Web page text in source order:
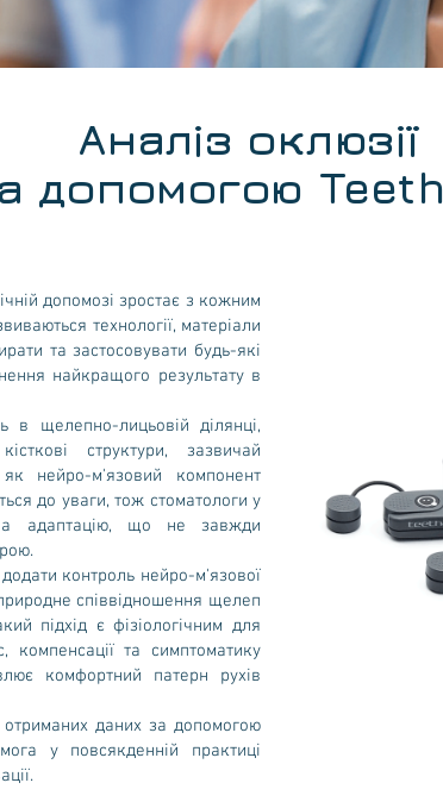
Аналіз оклюзії
допомогою
допомозі зростає з кожним
технології, матеріали
та застосовувати будь-які
найкращого результату в
в щелепно-лицьовій ділянці,
структури, зазвичай
нейро-м'язовий компонент
до уваги, тож стоматологи у
на адаптацію, що не завжди
контроль нейро-м'язової
співвідношення щелеп
підхід є фізіологічним для
компенсації та симптоматику
комфортний патерн рухів
отриманих даних за допомогою
у повсякденній практиці